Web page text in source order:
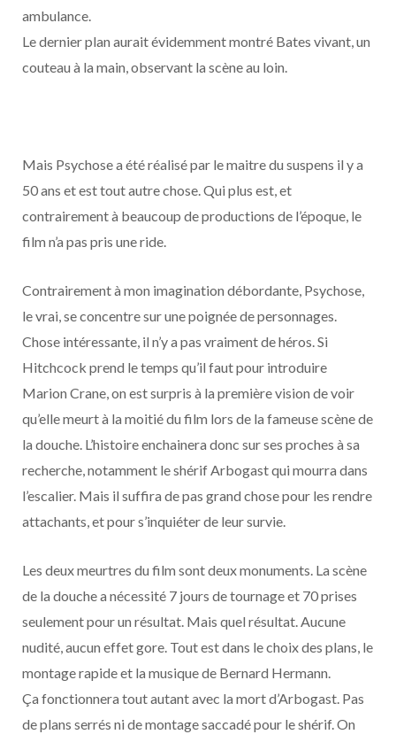
ambulance.
Le dernier plan aurait évidemment montré Bates vivant, un
couteau à la main, observant la scène au loin.
Mais Psychose a été réalisé par le maitre du suspens il y a
50 ans et est tout autre chose. Qui plus est, et
contrairement à beaucoup de productions de l’époque, le
film n’a pas pris une ride.
Contrairement à mon imagination débordante, Psychose,
le vrai, se concentre sur une poignée de personnages.
Chose intéressante, il n’y a pas vraiment de héros. Si
Hitchcock prend le temps qu’il faut pour introduire
Marion Crane, on est surpris à la première vision de voir
qu’elle meurt à la moitié du film lors de la fameuse scène de
la douche. L’histoire enchainera donc sur ses proches à sa
recherche, notamment le shérif Arbogast qui mourra dans
l’escalier. Mais il suffira de pas grand chose pour les rendre
attachants, et pour s’inquiéter de leur survie.
Les deux meurtres du film sont deux monuments. La scène
de la douche a nécessité 7 jours de tournage et 70 prises
seulement pour un résultat. Mais quel résultat. Aucune
nudité, aucun effet gore. Tout est dans le choix des plans, le
montage rapide et la musique de Bernard Hermann.
Ça fonctionnera tout autant avec la mort d’Arbogast. Pas
de plans serrés ni de montage saccadé pour le shérif. On